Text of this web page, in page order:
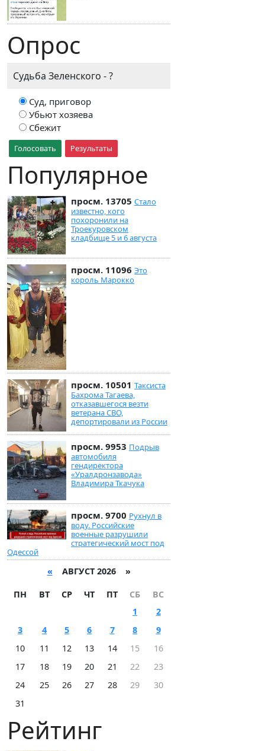
Опрос
Судьба Зеленского - ?
Суд, приговор
Убьют хозяева
Сбежит
Голосовать Результаты
Популярное
просм. 13705 Стало
известно, кого
похоронили на
Троекуровском
кладбище 5 и 6 августа
просм. 11096 Это
король Марокко
просм. 10501 Таксиста
Бахрома Тагаева,
отказавшегося везти
ветерана СВО,
депортировали из России
просм. 9953 Подрыв
автомобиля
гендиректора
«Уралдронзавода»
Владимира Ткачука
просм. 9700 Рухнул в
воду. Российские
военные разрушили
стратегический мост под
Одессой
« АВГУСТ 2026 »
ПН ВТ СР ЧТ ПТ СБ
ВС
1
2
3
4 5 6 7 8
9
10
11 12 13 14 15
16
17
18 19 20 21 22
23
24
25 26 27 28 29
30
31
Рейтинг